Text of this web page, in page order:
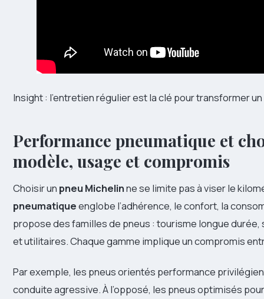
Insight : l’entretien régulier est la clé pour transformer
Performance pneumatique et
modèle, usage et compromis
Choisir un pneu Michelinne se limite pas à viser le
pneumatiqueenglobe l’adhérence, le confort, la
propose des familles de pneus : tourisme longue
et utilitaires. Chaque gamme implique un compromis
Par exemple, les pneus orientés performance
conduite agressive. À l’opposé, les pneus optimisés